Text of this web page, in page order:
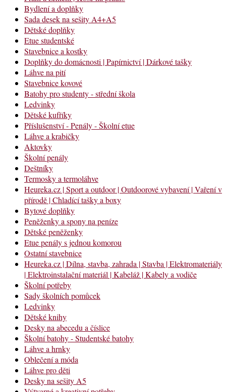
Bydlení a doplňky
Sada desek na sešity A4+A5
Dětské doplňky
Etue studentské
Stavebnice a kostky
Doplňky do domácnosti | Papírnictví | Dárkové tašky
Láhve na pití
Stavebnice kovové
Batohy pro studenty - střední škola
Ledvinky
Dětské kufříky
Příslušenství - Penály - Školní etue
Láhve a krabičky
Aktovky
Školní penály
Deštníky
Termosky a termoláhve
Heureka.cz | Sport a outdoor | Outdoorové vybavení | Vaření v
přírodě | Chladící tašky a boxy
Bytové doplňky
Peněženky a spony na peníze
Dětské peněženky
Etue penály s jednou komorou
Ostatní stavebnice
Heureka.cz | Dílna, stavba, zahrada | Stavba | Elektromateriály
| Elektroinstalační materiál | Kabeláž | Kabely a vodiče
Školní potřeby
Sady školních pomůcek
Ledvinky
Dětské knihy
Desky na abecedu a číslice
Školní batohy - Studentské batohy
Láhve a hrnky
Oblečení a móda
Láhve pro děti
Desky na sešity A5